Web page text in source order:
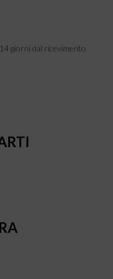
giorni dal ricevimento